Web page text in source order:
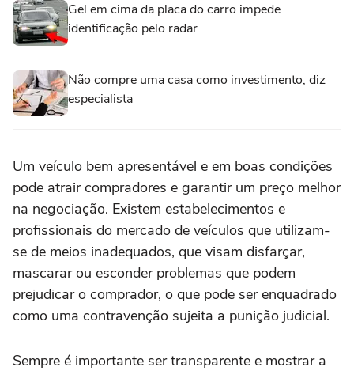
Gel em cima da placa do carro impede
identificação pelo radar
Não compre uma casa como investimento, diz
especialista
Um veículo bem apresentável e em boas condições
pode atrair compradores e garantir um preço melhor
na negociação. Existem estabelecimentos e
profissionais do mercado de veículos que utilizam-
se de meios inadequados, que visam disfarçar,
mascarar ou esconder problemas que podem
prejudicar o comprador, o que pode ser enquadrado
como uma contravenção sujeita a punição judicial.
Sempre é importante ser transparente e mostrar a